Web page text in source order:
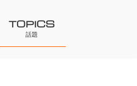
TOPICS
話題